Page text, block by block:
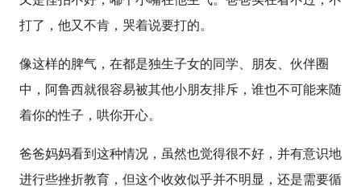
打了，他又不肯，哭着说要打的。
像这样的脾气，在都是独生子女的同学、朋友、伙伴圈
中，阿鲁西就很容易被其他小朋友排斥，谁也不可能来随
着你的性子，哄你开心。
爸爸妈妈看到这种情况，虽然也觉得很不好，并有意识地
进行些挫折教育，但这个收效似乎并不明显，还是需要循